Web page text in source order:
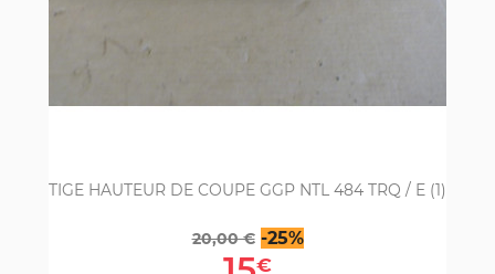
TIGE HAUTEUR DE COUPE GGP NTL 484 TRQ / E (1)
Prix
20,00 € -25%Prix
€